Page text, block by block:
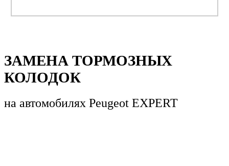
ЗАМЕНА ТОРМОЗНЫХ
КОЛОДОК
на автомобилях Peugeot EXPERT